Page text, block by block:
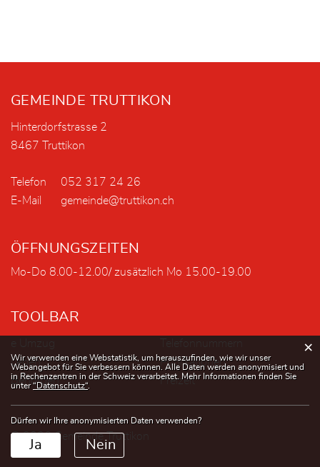
Fusszeile
GEMEINDE TRUTTIKON
Hinterdorfstrasse 2
8467 Truttikon
Telefon
052 317 24 26
E-Mail
gemeinde@truttikon.ch
ÖFFNUNGSZEITEN
Mo-Do 8.00-12.00/ zusätzlich Mo 15.00-19.00
TOOLBAR
Leben
Publikationen
Behörden
Freizeit
© 2026 Gemeinde Truttikon
Webstatistik
Wir verwenden eine Webstatistik, um herauszufinden, wie wir unser
Webangebot für Sie verbessern können. Alle Daten werden anonymisiert und
in Rechenzentren in der Schweiz verarbeitet. Mehr Informationen finden Sie
unter“Datenschutz“.
Dürfen wir Ihre anonymisierten Daten verwenden?
Ja Nein
×